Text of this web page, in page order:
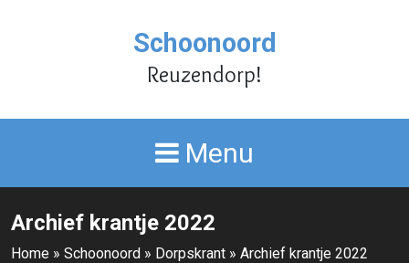
Schoonoord
Reuzendorp!
Menu
Archief krantje 2022
Home » Schoonoord » Dorpskrant » Archief krantje 2022